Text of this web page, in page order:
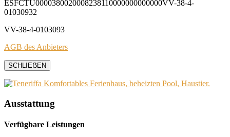
ESFCTU0000380020008238110000000000000VV-38-4-
01030932
VV-38-4-0103093
AGB des Anbieters
SCHLIEẞEN
Ausstattung
Verfügbare Leistungen